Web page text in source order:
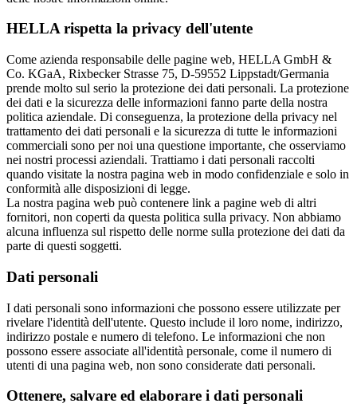
HELLA rispetta la privacy dell'utente
Come azienda responsabile delle pagine web, HELLA GmbH &
Co. KGaA, Rixbecker Strasse 75, D-59552 Lippstadt/Germania
prende molto sul serio la protezione dei dati personali. La protezione
dei dati e la sicurezza delle informazioni fanno parte della nostra
politica aziendale. Di conseguenza, la protezione della privacy nel
trattamento dei dati personali e la sicurezza di tutte le informazioni
commerciali sono per noi una questione importante, che osserviamo
nei nostri processi aziendali. Trattiamo i dati personali raccolti
quando visitate la nostra pagina web in modo confidenziale e solo in
conformità alle disposizioni di legge.
La nostra pagina web può contenere link a pagine web di altri
fornitori, non coperti da questa politica sulla privacy. Non abbiamo
alcuna influenza sul rispetto delle norme sulla protezione dei dati da
parte di questi soggetti.
Dati personali
I dati personali sono informazioni che possono essere utilizzate per
rivelare l'identità dell'utente. Questo include il loro nome, indirizzo,
indirizzo postale e numero di telefono. Le informazioni che non
possono essere associate all'identità personale, come il numero di
utenti di una pagina web, non sono considerate dati personali.
Ottenere, salvare ed elaborare i dati personali